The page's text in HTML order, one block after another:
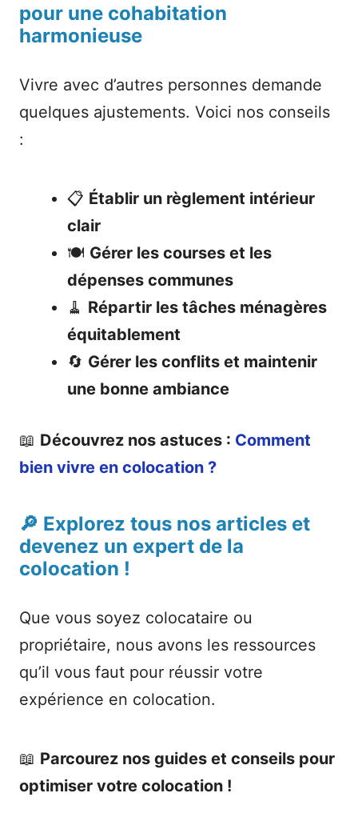
pour une cohabitation
harmonieuse
Vivre avec d’autres personnes demande
quelques ajustements. Voici nos conseils
:
📋 Établir un règlement intérieur
clair
🍽️ Gérer les courses et les
dépenses communes
🧹 Répartir les tâches ménagères
équitablement
🔄 Gérer les conflits et maintenir
une bonne ambiance
📖 Découvrez nos astuces : Comment
bien vivre en colocation ?
🔎 Explorez tous nos articles et
devenez un expert de la
colocation !
Que vous soyez colocataire ou
propriétaire, nous avons les ressources
qu’il vous faut pour réussir votre
expérience en colocation.
📖 Parcourez nos guides et conseils pour
optimiser votre colocation !